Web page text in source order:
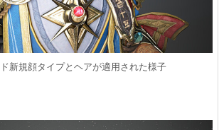
新規顔タイプとヘアが適用された様子